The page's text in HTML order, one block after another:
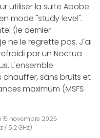
utiliser la suite Abobe
mode "study level".
(le dernier
ne le regrette pas. J'ai
par un Noctua
L'ensemble
sans bruits et
maximum (MSFS
15 novembre 2025
/ 5.2 GHz)